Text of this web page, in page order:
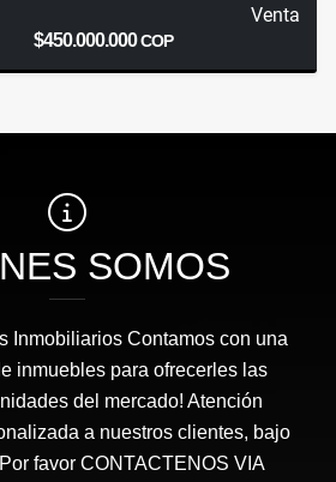
Venta
$450.000.000COP
SOMOS
Inmobiliarios Contamos con una
inmuebles para ofrecerles las
del mercado! Atención
a nuestros clientes, bajo
favor CONTACTENOS VIA